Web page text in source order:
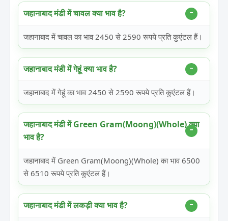
जहानाबाद मंडी में चावल क्या भाव है?
जहानाबाद में चावल का भाव 2450 से 2590 रूपये प्रति कुएंटल हैं।
जहानाबाद मंडी में गेहूं क्या भाव है?
जहानाबाद में गेहूं का भाव 2450 से 2590 रूपये प्रति कुएंटल हैं।
जहानाबाद मंडी में Green Gram(Moong)(Whole) क्या
भाव है?
जहानाबाद में Green Gram(Moong)(Whole) का भाव 6500
से 6510 रूपये प्रति कुएंटल हैं।
जहानाबाद मंडी में लकड़ी क्या भाव है?